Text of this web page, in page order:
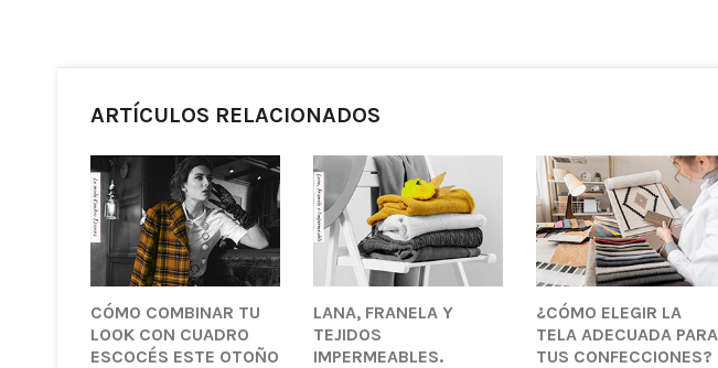
ARTÍCULOS RELACIONADOS
CÓMO COMBINAR TU
LOOK CON CUADRO
ESCOCÉS ESTE OTOÑO
LANA, FRANELA Y
TEJIDOS
IMPERMEABLES.
¿CÓMO ELEGIR LA
TELA ADECUADA PARA
TUS CONFECCIONES?